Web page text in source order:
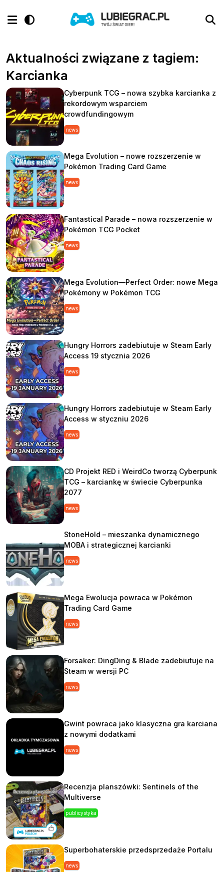
Aktualności związane z tagiem:
Karcianka
Cyberpunk TCG – nowa szybka karcianka z
rekordowym wsparciem
crowdfundingowym
news
Mega Evolution – nowe rozszerzenie w
Pokémon Trading Card Game
news
Fantastical Parade – nowa rozszerzenie w
Pokémon TCG Pocket
news
Mega Evolution—Perfect Order: nowe Mega
Pokémony w Pokémon TCG
news
Hungry Horrors zadebiutuje w Steam Early
Access 19 stycznia 2026
news
Hungry Horrors zadebiutuje w Steam Early
Access w styczniu 2026
news
CD Projekt RED i WeirdCo tworzą Cyberpunk
TCG – karciankę w świecie Cyberpunka
2077
news
StoneHold – mieszanka dynamicznego
MOBA i strategicznej karcianki
news
Mega Ewolucja powraca w Pokémon
Trading Card Game
news
Forsaker: DingDing & Blade zadebiutuje na
Steam w wersji PC
news
Gwint powraca jako klasyczna gra karciana
z nowymi dodatkami
news
Recenzja planszówki: Sentinels of the
Multiverse
publicystyka
Superbohaterskie przedsprzedaże Portalu
news